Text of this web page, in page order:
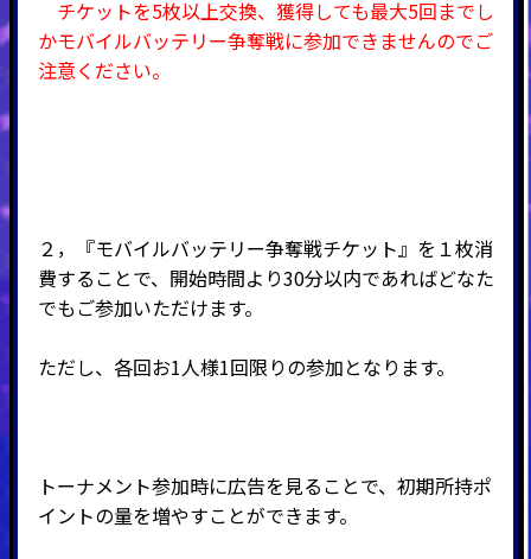
チケットを5枚以上交換、獲得しても最大5回までし
かモバイルバッテリー争奪戦に参加できませんのでご
注意ください。
２，『モバイルバッテリー争奪戦チケット』を１枚消
費することで、開始時間より30分以内であればどなた
でもご参加いただけます。
ただし、各回お1人様1回限りの参加となります。
トーナメント参加時に広告を見ることで、初期所持ポ
イントの量を増やすことができます。